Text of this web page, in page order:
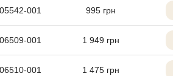
001 995 грн
001 1 949 грн
001 1 475 грн